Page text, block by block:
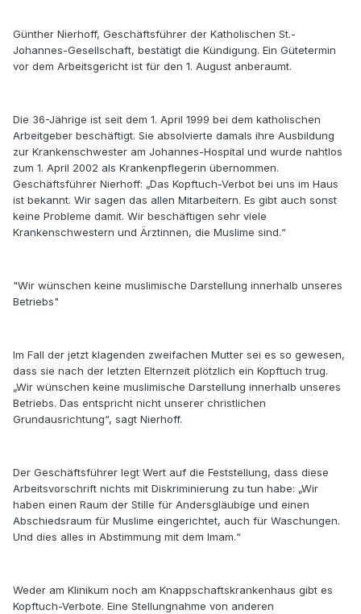
Günther Nierhoff, Geschäftsführer der Katholischen St.-
Johannes-Gesellschaft, bestätigt die Kündigung. Ein Gütetermin
vor dem Arbeitsgericht ist für den 1. August anberaumt.
Die 36-Jährige ist seit dem 1. April 1999 bei dem katholischen
Arbeitgeber beschäftigt. Sie absolvierte damals ihre Ausbildung
zur Krankenschwester am Johannes-Hospital und wurde nahtlos
zum 1. April 2002 als Krankenpflegerin übernommen.
Geschäftsführer Nierhoff: „Das Kopftuch-Verbot bei uns im Haus
ist bekannt. Wir sagen das allen Mitarbeitern. Es gibt auch sonst
keine Probleme damit. Wir beschäftigen sehr viele
Krankenschwestern und Ärztinnen, die Muslime sind.“
"Wir wünschen keine muslimische Darstellung innerhalb unseres
Betriebs"
Im Fall der jetzt klagenden zweifachen Mutter sei es so gewesen,
dass sie nach der letzten Elternzeit plötzlich ein Kopftuch trug.
„Wir wünschen keine muslimische Darstellung innerhalb unseres
Betriebs. Das entspricht nicht unserer christlichen
Grundausrichtung“, sagt Nierhoff.
Der Geschäftsführer legt Wert auf die Feststellung, dass diese
Arbeitsvorschrift nichts mit Diskriminierung zu tun habe: „Wir
haben einen Raum der Stille für Andersgläubige und einen
Abschiedsraum für Muslime eingerichtet, auch für Waschungen.
Und dies alles in Abstimmung mit dem Imam.“
Weder am Klinikum noch am Knappschaftskrankenhaus gibt es
Kopftuch-Verbote. Eine Stellungnahme von anderen